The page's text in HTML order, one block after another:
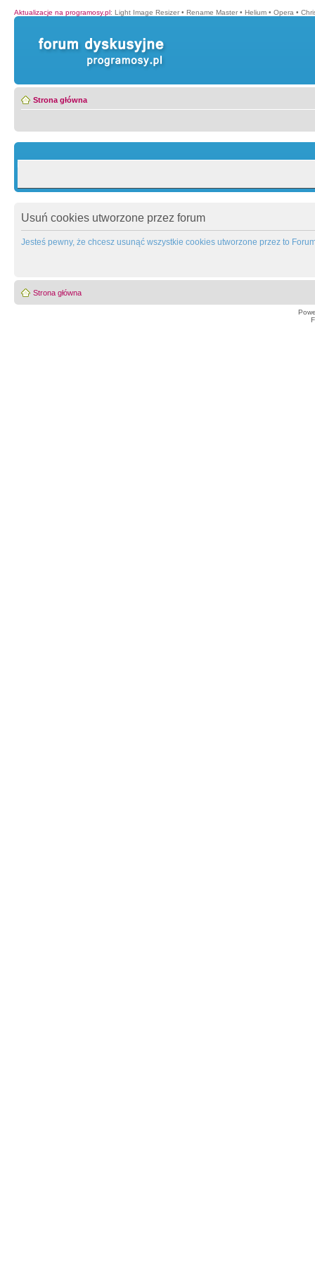
Aktualizacje na programosy.pl: Light Image Resizer • Rename Master • Helium • Opera •
Strona główna
Usuń cookies utworzone przez forum
Jesteś pewny, że chcesz usunąć wszystkie cookies utworzone przez to
Strona główna